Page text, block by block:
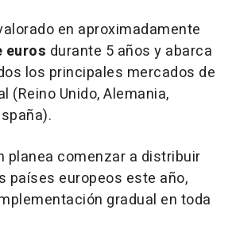
en aproximadamente
euros durante 5 años y abarca
los principales mercados de
(Reino Unido, Alemania,
planea comenzar a distribuir
países europeos este año,
gradual en toda